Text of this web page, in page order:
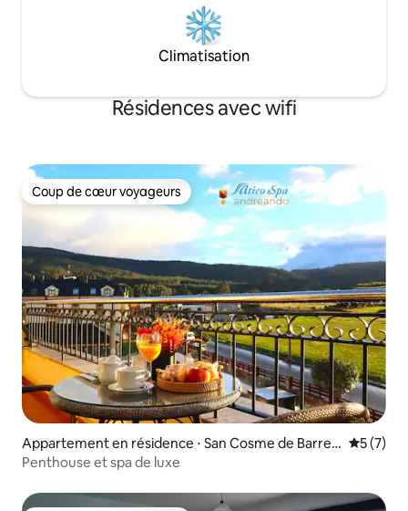
Climatisation
Résidences avec wifi
Coup de cœur voyageurs
Coup de cœur voyageurs
Appartement en résidence ⋅ San Cosme de Barreir
os
5 (7)
Penthouse et spa de luxe